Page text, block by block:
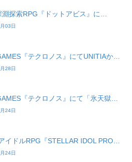
淵探索RPG『ドットアビス』に…
03日
『テクロノス』にてUNITIAか…
28日
『テクロノス』にて「氷天獄…
24日
イドルRPG『STELLAR IDOL PRO…
24日